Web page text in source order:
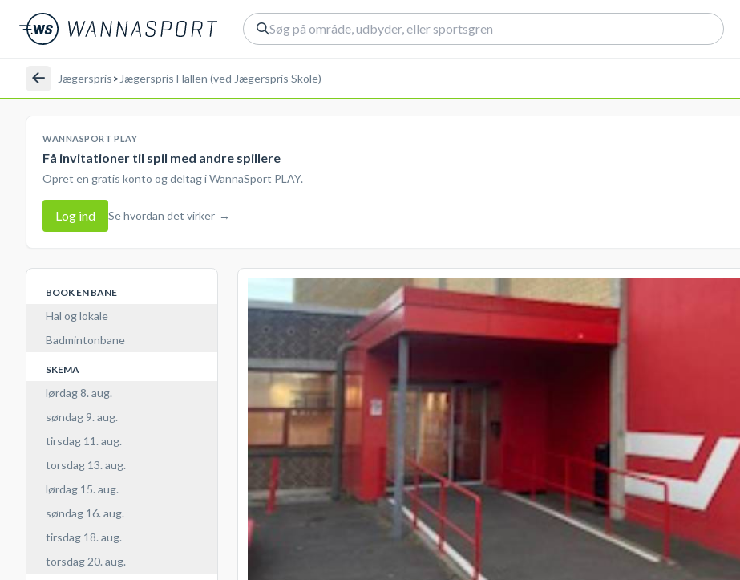
Jægerspris> Jægerspris Hallen (ved Jægerspris Skole)
WANNASPORT PLAY
Få invitationer til spil med andre spillere
Opret en gratis konto og deltag i WannaSport PLAY.
Log ind Se hvordan det virker →
BOOK EN BANE
Hal og lokale
Badmintonbane
SKEMA
lørdag 8. aug.
søndag 9. aug.
tirsdag 11. aug.
torsdag 13. aug.
lørdag 15. aug.
søndag 16. aug.
tirsdag 18. aug.
torsdag 20. aug.